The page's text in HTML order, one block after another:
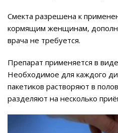
Смекта разрешена к
кормящим женщинам,
врача не требуется.
Препарат применяется в
Необходимое для каждого
пакетиков растворяют в
разделяют на несколько